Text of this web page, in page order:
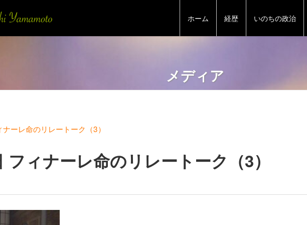
ホーム 経歴 いのちの政治
メディア
ーレ命のリレートーク（3）
フィナーレ命のリレートーク（3）